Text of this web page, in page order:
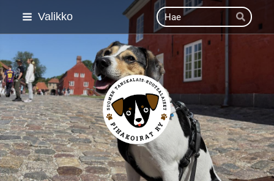
Siirry
Valikko Haku
Hae
Suomen Tanskalais-